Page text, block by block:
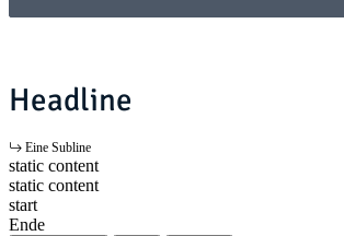
Headline
Eine Subline
static content
static content
start
Ende